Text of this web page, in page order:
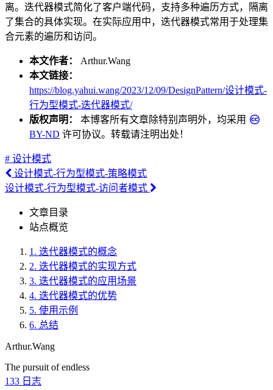
离。迭代器模式简化了客户端代码，支持多种遍历方式，隔离
了集合的具体实现。在实际应用中，迭代器模式常用于处理集
合元素的遍历和访问。
本文作者： Arthur.Wang
本文链接：
https://blog.yahui.wang/2023/12/09/DesignPattern/设计模式-
行为型模式-迭代器模式/
版权声明： 本博客所有文章除特别声明外，均采用
BY-ND 许可协议。转载请注明出处！
# 设计模式
设计模式-行为型模式-策略模式
设计模式-行为型模式-访问者模式
文章目录
站点概览
1. 迭代器模式的概念
2. 迭代器模式的实现方式
3. 迭代器模式的应用场景
4. 迭代器模式的优势
5. 使用示例
6. 总结
Arthur.Wang
The pursuit of endless
133 日志